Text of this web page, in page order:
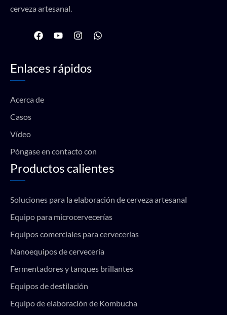
cerveza artesanal.
F
a
b
o
k
Y
o
u
b
I
n
a
g
W
h
Enlaces rápidos
Acerca de
Casos
Vídeo
Póngase en contacto con
Productos calientes
Soluciones para la elaboración de cerveza artesanal
Equipo para microcervecerías
Equipos comerciales para cervecerías
Nanoequipos de cervecería
Fermentadores y tanques brillantes
Equipos de destilación
Equipo de elaboración de Kombucha